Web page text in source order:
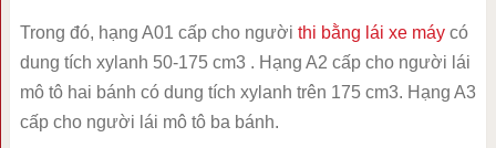
Trong đó, hạng A01 cấp cho người thi bằng lái xe máycó
dung tích xylanh 50-175 cm3 . Hạng A2 cấp cho người lái
mô tô hai bánh có dung tích xylanh trên 175 cm3. Hạng A3
cấp cho người lái mô tô ba bánh.